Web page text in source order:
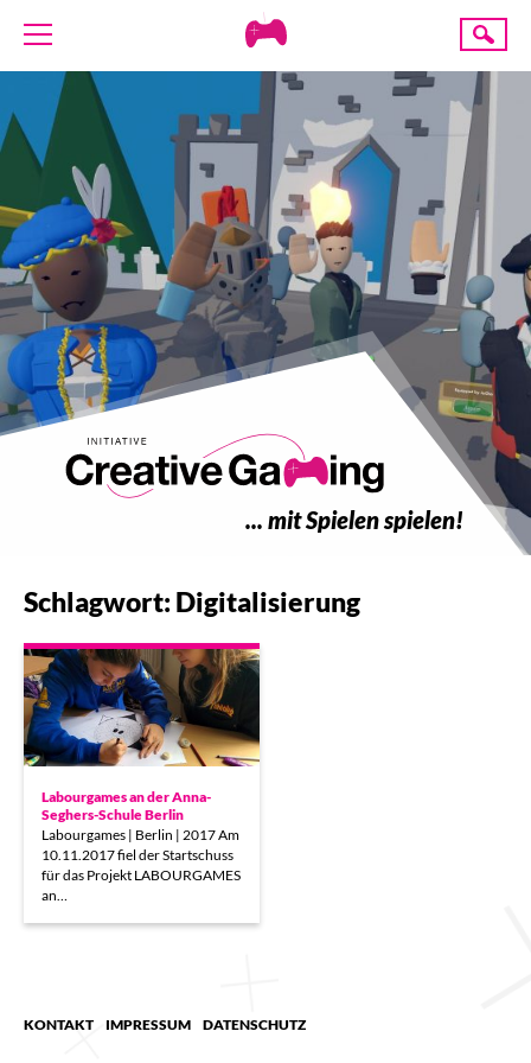
Creative
AKTUELLES
TERMINE
ANGEBOTE
PROJEKTE
PRESSE
SPENDE
Suche
... mit Spielen spielen!
Schlagwort: Digitalisierung
Labourgames an der Anna-
Seghers-Schule Berlin
Labourgames | Berlin | 2017 Am
10.11.2017 fiel der Startschuss
für das Projekt LABOURGAMES
an…
KONTAKT IMPRESSUM DATENSCHUTZ